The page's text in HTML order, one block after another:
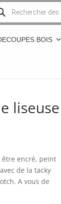
BOIS
liseuse
être encré, peint
de la tacky
A vous de